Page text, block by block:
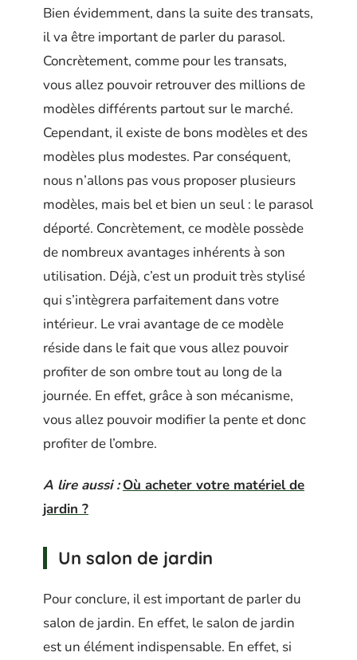
Bien évidemment, dans la suite des transats,
il va être important de parler du parasol.
Concrètement, comme pour les transats,
vous allez pouvoir retrouver des millions de
modèles différents partout sur le marché.
Cependant, il existe de bons modèles et des
modèles plus modestes. Par conséquent,
nous n’allons pas vous proposer plusieurs
modèles, mais bel et bien un seul : le parasol
déporté. Concrètement, ce modèle possède
de nombreux avantages inhérents à son
utilisation. Déjà, c’est un produit très stylisé
qui s’intègrera parfaitement dans votre
intérieur. Le vrai avantage de ce modèle
réside dans le fait que vous allez pouvoir
profiter de son ombre tout au long de la
journée. En effet, grâce à son mécanisme,
vous allez pouvoir modifier la pente et donc
profiter de l’ombre.
A lire aussi : Où acheter votre matériel de
jardin ?
Un salon de jardin
Pour conclure, il est important de parler du
salon de jardin. En effet, le salon de jardin
est un élément indispensable. En effet, si